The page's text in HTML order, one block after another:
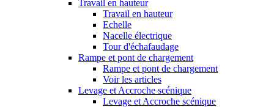
Travail en hauteur
Travail en hauteur
Echelle
Nacelle électrique
Tour d'échafaudage
Rampe et pont de chargement
Rampe et pont de chargement
Voir les articles
Levage et Accroche scénique
Levage et Accroche scénique